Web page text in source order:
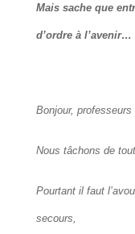
Mais sache que
d’ordre à l’avenir…
Bonjour,
Nous tâchons de
Pourtant il faut
secours,